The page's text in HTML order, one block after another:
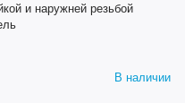
и наружней резьбой
В наличии